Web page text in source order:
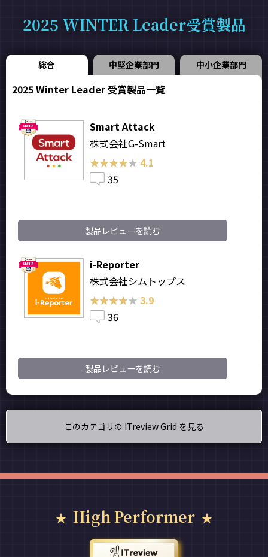
2025 WINTER Leader受賞製品
総合 中堅企業部門 中小企業部門
2025 Winter Leader 受賞製品一覧
Smart Attack
株式会社G-Smart
★★★★★
★★★★★ 4.1
35
製品レビューを読む
i-Reporter
株式会社シムトップス
★★★★★
★★★★★ 3.9
36
製品レビューを読む
このカテゴリの ITreview Grid を見る
High Performer